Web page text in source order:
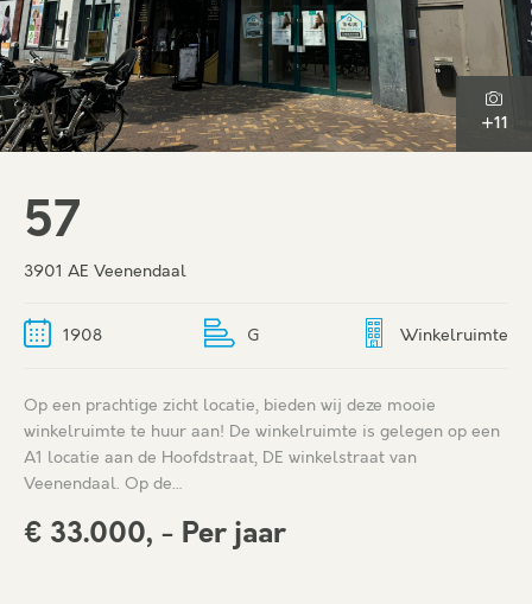
+11
57
3901 AE Veenendaal
1908 G Winkelruimte
Op een prachtige zicht locatie, bieden wij deze mooie
winkelruimte te huur aan! De winkelruimte is gelegen op een
A1 locatie aan de Hoofdstraat, DE winkelstraat van
Veenendaal. Op de…
€ 33.000, - Per jaar